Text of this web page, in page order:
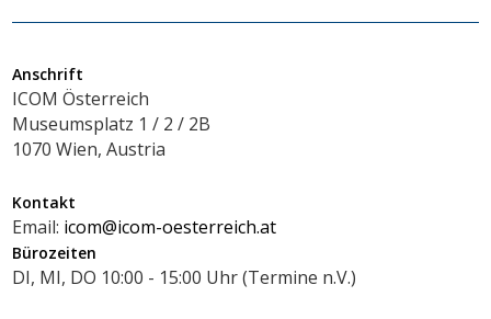
Anschrift
ICOM Österreich
Museumsplatz 1 / 2 / 2B
1070 Wien, Austria
Kontakt
Email: icom@icom-oesterreich.at
Bürozeiten
DI, MI, DO 10:00 - 15:00 Uhr (Termine n.V.)